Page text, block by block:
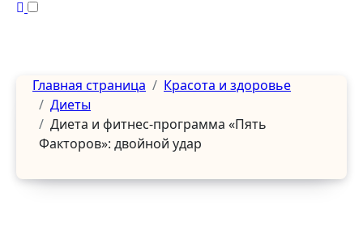
Главная страница
Красота и здоровье
Диеты
Диета и фитнес-программа «Пять
Факторов»: двойной удар